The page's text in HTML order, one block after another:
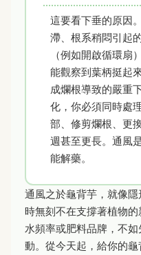
這要看下垂的原因
滯、根系稍悶引起
（例如開啟循環
能觀察到葉柄挺起
成爛根導致的嚴重
化，你必須同時處
部、修剪爛根、更
週甚至更長。通風
能解藥。
通風之於龜背芋，就像
時無刻不在支撐著植物
水頻率或肥料品牌，不
動。從今天起，給你的